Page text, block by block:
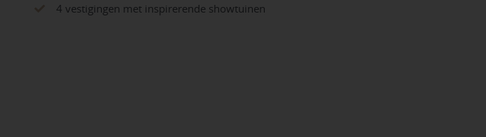
4 vestigingen met inspirerende showtuinen